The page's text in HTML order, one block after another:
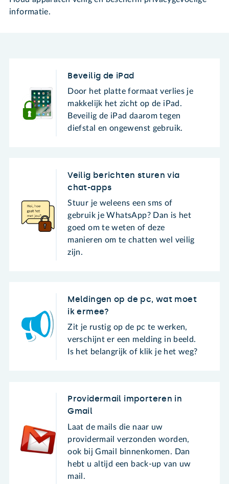
informatie.
Beveilig de iPad
Door het platte formaat verlies je
makkelijk het zicht op de iPad.
Beveilig de iPad daarom tegen
diefstal en ongewenst gebruik.
Veilig berichten sturen via
chat-apps
Stuur je weleens een sms of
gebruik je WhatsApp? Dan is het
goed om te weten of deze
manieren om te chatten wel veilig
zijn.
Meldingen op de pc, wat moet
ik ermee?
Zit je rustig op de pc te werken,
verschijnt er een melding in beeld.
Is het belangrijk of klik je het weg?
Providermail importeren in
Gmail
Laat de mails die naar uw
providermail verzonden worden,
ook bij Gmail binnenkomen. Dan
hebt u altijd een back-up van uw
mail.